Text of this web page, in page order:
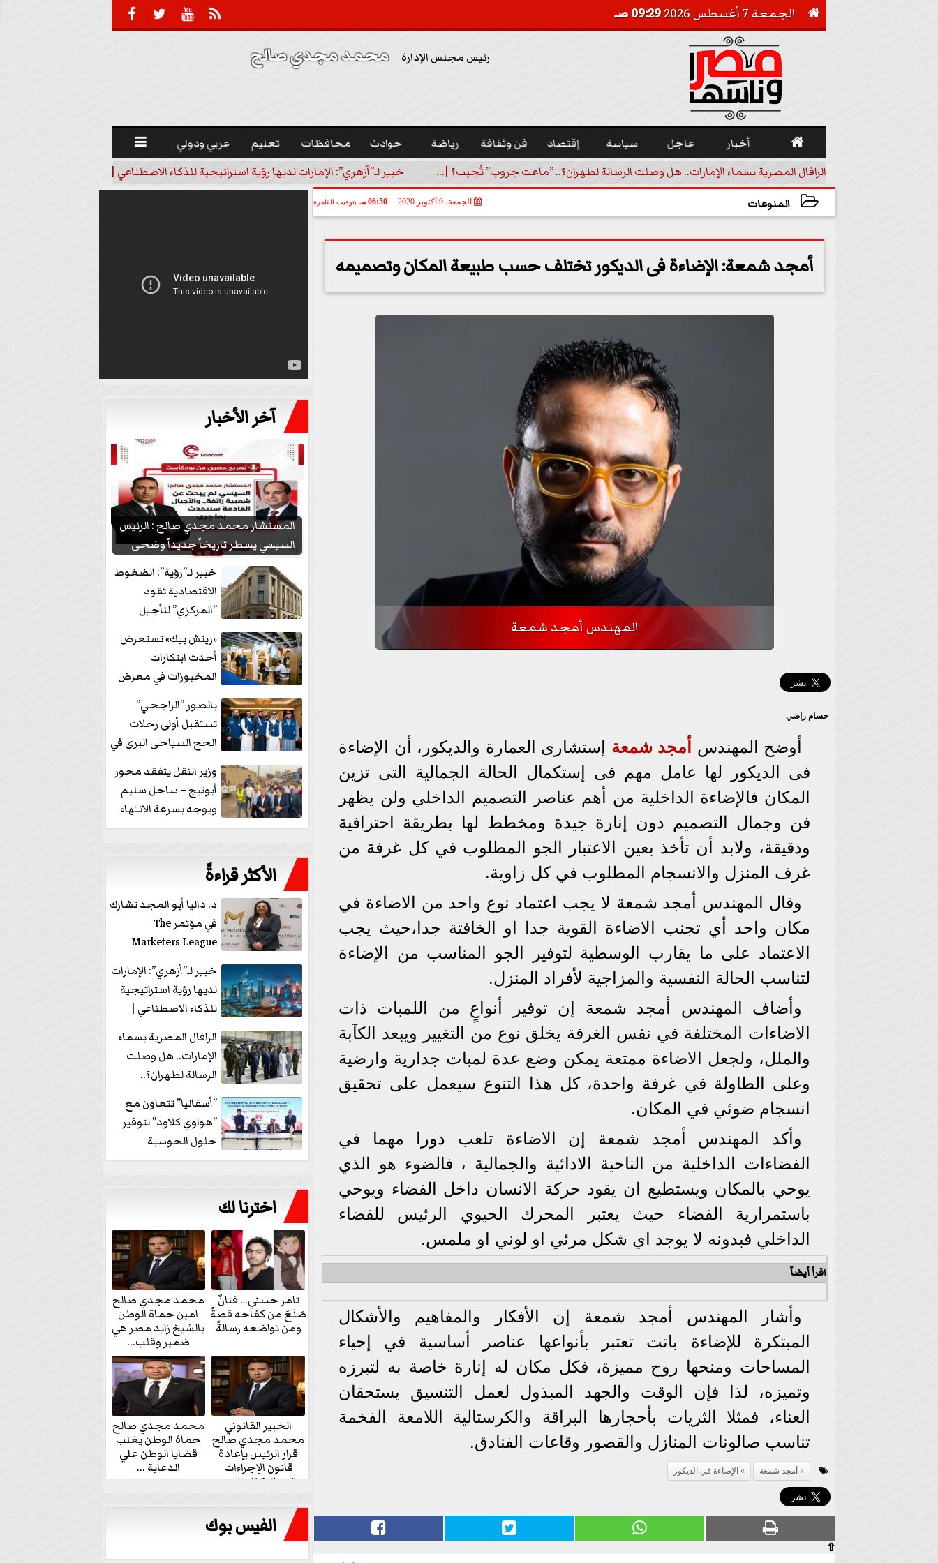
  

 الجمعة 7 أغسطس 2026 09:29 صـ
رئيس مجلس الإدارة محمد مجدي صالح
 أخبار عاجل سياسة إقتصاد فن وثقافة رياضة حوادث محافظات تعليم عربي ودولي 
الرافال المصرية بسماء الإمارات.. هل وصلت الرسالة لطهران؟.. ”ماعت جروب” تُجيب؟ |... خبير لـ”أزهري”: الإمارات لديها رؤية استراتيجية للذكاء الاصطناعي | فيديو
المنوعات الجمعة، 9 أكتوبر 2020 06:50 مـ بتوقيت القاهرة
أمجد شمعة: الإضاءة فى الديكور تختلف حسب طبيعة المكان وتصميمه
المهندس أمجد شمعة
حسام راضي
أوضح المهندس أمجد شمعة إستشارى العمارة والديكور، أن الإضاءة
فى الديكور لها عامل مهم فى إستكمال الحالة الجمالية التى تزين
المكان فالإضاءة الداخلية من أهم عناصر التصميم الداخلي ولن يظهر
فن وجمال التصميم دون إنارة جيدة ومخطط لها بطريقة احترافية
ودقيقة، ولابد أن تأخذ بعين الاعتبار الجو المطلوب في كل غرفة من
غرف المنزل والانسجام المطلوب في كل زاوية.
وقال المهندس أمجد شمعة لا يجب اعتماد نوع واحد من الاضاءة في
مكان واحد أي تجنب الاضاءة القوية جدا او الخافتة جدا،حيث يجب
الاعتماد على ما يقارب الوسطية لتوفير الجو المناسب من الإضاءة
لتناسب الحالة النفسية والمزاجية لأفراد المنزل.
وأضاف المهندس أمجد شمعة إن توفير أنواعٍ من اللمبات ذات
الاضاءات المختلفة في نفس الغرفة يخلق نوع من التغيير ويبعد الكآبة
والملل، ولجعل الاضاءة ممتعة يمكن وضع عدة لمبات جدارية وارضية
وعلى الطاولة في غرفة واحدة، كل هذا التنوع سيعمل على تحقيق
انسجام ضوئي في المكان.
وأكد المهندس أمجد شمعة إن الاضاءة تلعب دورا مهما في
الفضاءات الداخلية من الناحية الادائية والجمالية ، فالضوء هو الذي
يوحي بالمكان ويستطيع ان يقود حركة الانسان داخل الفضاء ويوحي
باستمرارية الفضاء حيث يعتبر المحرك الحيوي الرئيس للفضاء
الداخلي فبدونه لا يوجد اي شكل مرئي او لوني او ملمس.
اقرأ أيضاً
وأشار المهندس أمجد شمعة إن الأفكار والمفاهيم والأشكال
المبتكرة للإضاءة باتت تعتبر بأنواعها عناصر أساسية في إحياء
المساحات ومنحها روح مميزة، فكل مكان له إنارة خاصة به لتبرزه
وتميزه، لذا فإن الوقت والجهد المبذول لعمل التنسيق يستحقان
العناء، فمثلا الثريات بأحجارها البراقة والكرستالية اللامعة الفخمة
تناسب صالونات المنازل والقصور وقاعات الفنادق.
أمجد شمعة الإضاءة في الديكور
⇧
آخر الأخبار
المستشار محمد مجدي صالح : الرئيس
السيسي يسطر تاريخاً جديداً وضحى
بشعبيته...
خبير لـ”رؤية”: الضغوط
الاقتصادية تقود
”المركزي” لتأجيل
«ريتش بيك» تستعرض
أحدث ابتكارات
المخبوزات في معرض
منتجات...
بالصور ”الراجحي”
تستقبل أولى رحلات
الحج السياحى البرى في
وزير النقل يتفقد محور
أبوتيج – ساحل سليم
ويوجه بسرعة الانتهاء
من...
الأكثر قراءةً
د. داليا أبو المجد تشارك
في مؤتمر The
Marketers League
وتدير جلسة...
خبير لـ”أزهري”: الإمارات
لديها رؤية استراتيجية
للذكاء الاصطناعي |
الرافال المصرية بسماء
الإمارات.. هل وصلت
الرسالة لطهران؟..
”ماعت جروب” تُجيب؟
|...
”أسفاليا” تتعاون مع
”هواوي كلاود” لتوفير
حلول الحوسبة
السحابية والأمن
اخترنا لك
تامر حسني… فنانٌ
صَنَعَ من كفاحه قصةً
ومن تواضعه رسالةً
محمد مجدي صالح
امين حماة الوطن
بالشيخ زايد مصر هي
ضمير وقلب...
الخبير القانوني
محمد مجدي صالح
قرار الرئيس بإعادة
قانون الإجراءات
الجنائية للنواب...
محمد مجدي صالح
حماة الوطن يغلب
قضايا الوطن علي
الدعاية ...
الفيس بوك